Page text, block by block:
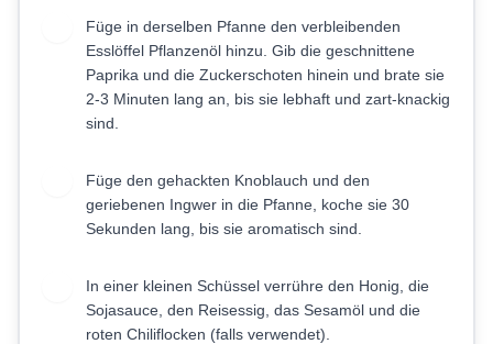
Füge in derselben Pfanne den verbleibenden
Esslöffel Pflanzenöl hinzu. Gib die geschnittene
Paprika und die Zuckerschoten hinein und brate sie
2-3 Minuten lang an, bis sie lebhaft und zart-knackig
sind.
Füge den gehackten Knoblauch und den
geriebenen Ingwer in die Pfanne, koche sie 30
Sekunden lang, bis sie aromatisch sind.
In einer kleinen Schüssel verrühre den Honig, die
Sojasauce, den Reisessig, das Sesamöl und die
roten Chiliflocken (falls verwendet).